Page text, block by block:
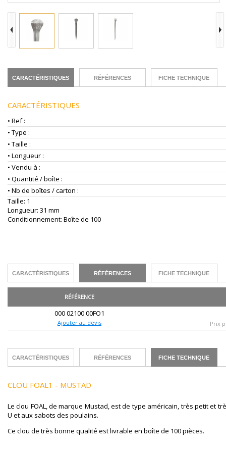
CARACTÉRISTIQUES RÉFÉRENCES FICHE TECHNIQUE
CARACTÉRISTIQUES
• Ref :
• Type :
• Taille :
• Longueur :
• Vendu à :
• Quantité / boîte :
• Nb de boîtes / carton :
Taille: 1
Longueur: 31 mm
Conditionnement: Boîte de 100
CARACTÉRISTIQUES RÉFÉRENCES FICHE TECHNIQUE
RÉFÉRENCE
000 02100 00FO1
Ajouter au devis Prix
CARACTÉRISTIQUES RÉFÉRENCES FICHE TECHNIQUE
CLOU FOAL1 - MUSTAD
Le clou FOAL, de marque Mustad, est de type américain, très petit
U et aux sabots des poulains.
Ce clou de très bonne qualité est livrable en boîte de 100 pièces.